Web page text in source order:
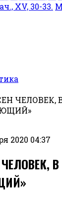
XV, 30-33.
ЧЕЛОВЕК,
2020 04:37
В